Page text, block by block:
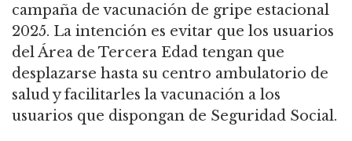
campaña de vacunación de gripe estacional
2025. La intención es evitar que los usuarios
del Área de Tercera Edad tengan que
desplazarse hasta su centro ambulatorio de
salud y facilitarles la vacunación a los
usuarios que dispongan de Seguridad Social.